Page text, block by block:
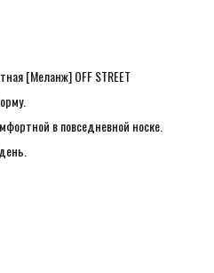
[Меланж] OFF STREET
в повседневной носке.